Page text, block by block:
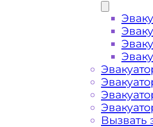
услуг
Вызвать